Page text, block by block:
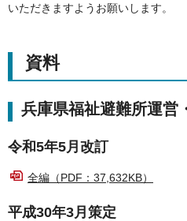
いただきますようお願いします。
資料
兵庫県福祉避難所運営
令和5年5月改訂
全編（PDF：37,632KB）
平成30年3月策定